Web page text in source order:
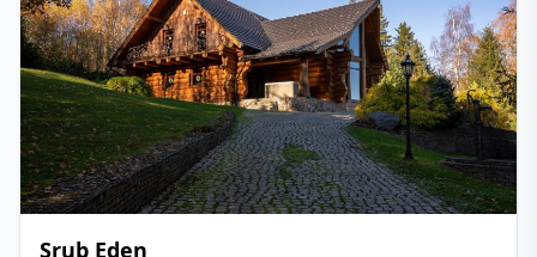
Srub Eden